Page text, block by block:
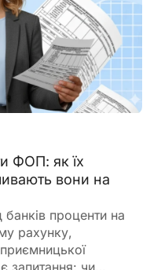
ФОП: як їх
вони на
проценти на
рахунку,
запитання: чи